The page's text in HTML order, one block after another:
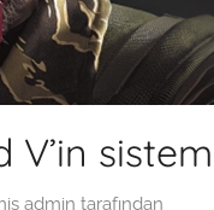
V’in
admin tarafından